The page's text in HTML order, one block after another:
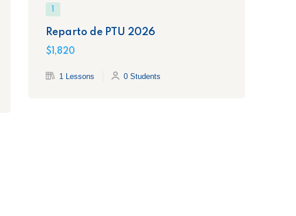
Reparto de PTU 2026
$1,820
1 Lessons 0 Students